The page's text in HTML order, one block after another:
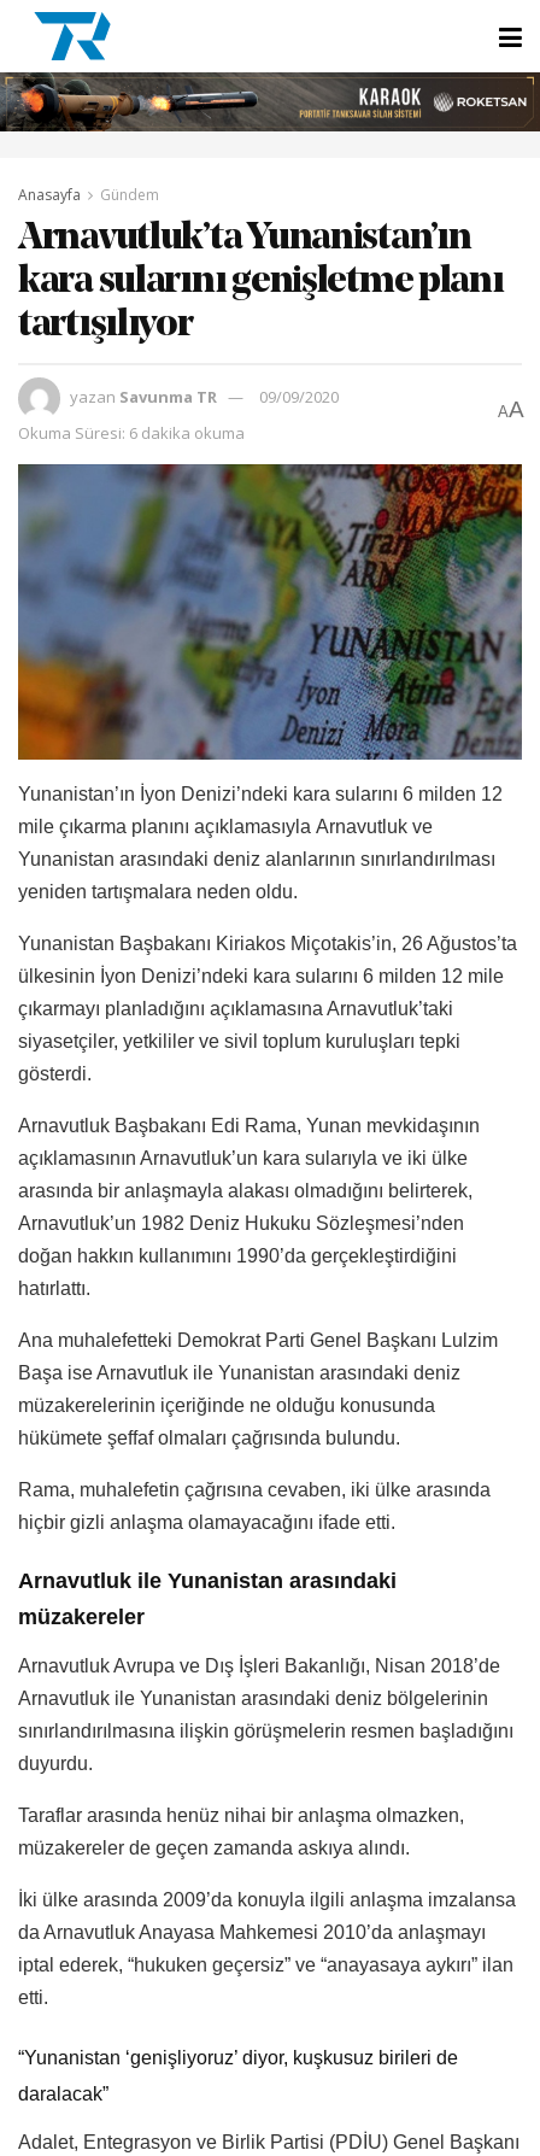
Anasayfa Gündem
Arnavutluk’ta Yunanistan’ın
kara sularını genişletme planı
tartışılıyor
yazan Savunma TR
09/09/2020
Okuma Süresi: 6 dakika okuma
AA
Yunanistan’ın İyon Denizi’ndeki kara sularını 6 milden 12
mile çıkarma planını açıklamasıyla Arnavutluk ve
Yunanistan arasındaki deniz alanlarının sınırlandırılması
yeniden tartışmalara neden oldu.
Yunanistan Başbakanı Kiriakos Miçotakis’in, 26 Ağustos’ta
ülkesinin İyon Denizi’ndeki kara sularını 6 milden 12 mile
çıkarmayı planladığını açıklamasına Arnavutluk’taki
siyasetçiler, yetkililer ve sivil toplum kuruluşları tepki
gösterdi.
Arnavutluk Başbakanı Edi Rama, Yunan mevkidaşının
açıklamasının Arnavutluk’un kara sularıyla ve iki ülke
arasında bir anlaşmayla alakası olmadığını belirterek,
Arnavutluk’un 1982 Deniz Hukuku Sözleşmesi’nden
doğan hakkın kullanımını 1990’da gerçekleştirdiğini
hatırlattı.
Ana muhalefetteki Demokrat Parti Genel Başkanı Lulzim
Başa ise Arnavutluk ile Yunanistan arasındaki deniz
müzakerelerinin içeriğinde ne olduğu konusunda
hükümete şeffaf olmaları çağrısında bulundu.
Rama, muhalefetin çağrısına cevaben, iki ülke arasında
hiçbir gizli anlaşma olamayacağını ifade etti.
Arnavutluk ile Yunanistan arasındaki
müzakereler
Arnavutluk Avrupa ve Dış İşleri Bakanlığı, Nisan 2018’de
Arnavutluk ile Yunanistan arasındaki deniz bölgelerinin
sınırlandırılmasına ilişkin görüşmelerin resmen başladığını
duyurdu.
Taraflar arasında henüz nihai bir anlaşma olmazken,
müzakereler de geçen zamanda askıya alındı.
İki ülke arasında 2009’da konuyla ilgili anlaşma imzalansa
da Arnavutluk Anayasa Mahkemesi 2010’da anlaşmayı
iptal ederek, “hukuken geçersiz” ve “anayasaya aykırı” ilan
etti.
“Yunanistan ‘genişliyoruz’ diyor, kuşkusuz birileri de
daralacak”
Adalet, Entegrasyon ve Birlik Partisi (PDİU) Genel Başkanı